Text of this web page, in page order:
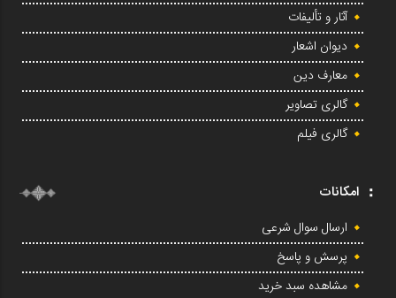
آثار و تألیفات
دیوان اشعار
معارف دین
گالری تصاویر
گالری فیلم
امکانات
ارسال سوال شرعی
پرسش و پاسخ
مشاهده سبد خرید